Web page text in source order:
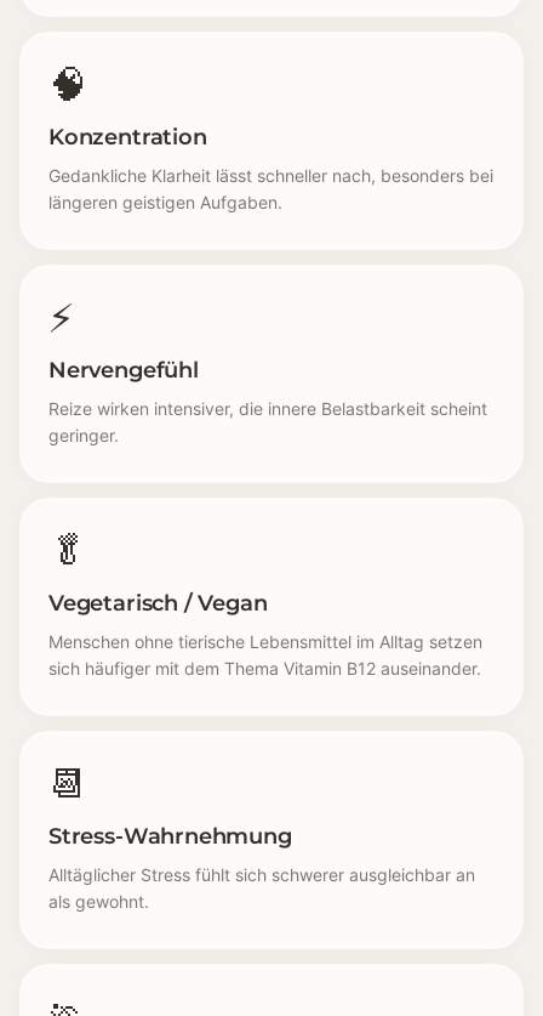
🧠
Konzentration
Gedankliche Klarheit lässt schneller nach, besonders bei
längeren geistigen Aufgaben.
⚡
Nervengefühl
Reize wirken intensiver, die innere Belastbarkeit scheint
geringer.
🥬
Vegetarisch / Vegan
Menschen ohne tierische Lebensmittel im Alltag setzen
sich häufiger mit dem Thema Vitamin B12 auseinander.
📆
Stress-Wahrnehmung
Alltäglicher Stress fühlt sich schwerer ausgleichbar an
als gewohnt.